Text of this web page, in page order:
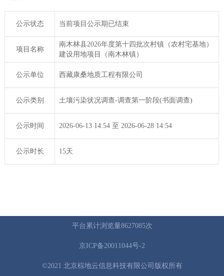
公示状态 当前项目公示期已结束
项目名称
南木林县2026年度第十四批次村镇（农村宅基地）
建设用地项目（南木林镇）
公示单位 西藏康桑地质工程有限公司
公示类别 土壤污染状况调查-调查第一阶段(书面调查)
公示时间 2026-06-13 14:54 至 2026-06-28 14:54
公示时长 15天
平台累计浏览量8627085次
京ICP备20011044号-2
©2021 北京棕地云信息科技有限公司版权所有